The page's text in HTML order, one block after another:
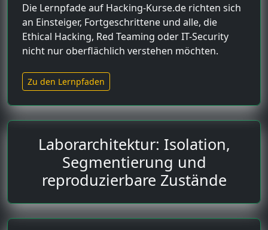
Die Lernpfade auf Hacking-Kurse.de richten sich
an Einsteiger, Fortgeschrittene und alle, die
Ethical Hacking, Red Teaming oder IT-Security
nicht nur oberflächlich verstehen möchten.
Zu den Lernpfaden
Laborarchitektur: Isolation,
Segmentierung und
reproduzierbare Zustände